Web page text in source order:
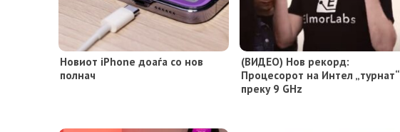
Новиот iPhone доаѓа со нов
полнач
(ВИДЕО) Нов рекорд:
Процесорот на Интел „турнат“
преку 9 GHz